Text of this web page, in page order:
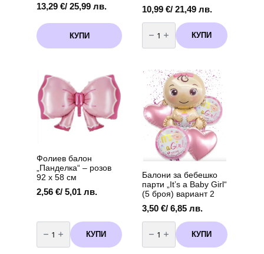
13,29 €/ 25,99 лв.
КУПИ
10,99 €/ 21,49 лв.
количество
за
Комплект
балони
Лило
Стич
(Lilo
and
Stitch)-
60
броя
помпа
КУПИ
Фолиев балон
„Панделка“ – розов
92 х 58 см
2,56 €/ 5,01 лв.
количество
за
Фолиев
балон
КУПИ
Балони за бебешко
парти „It’s a Baby Girl“
(5 броя) вариант 2
3,50 €/ 6,85 лв.
количество
за
Балони
за
КУПИ